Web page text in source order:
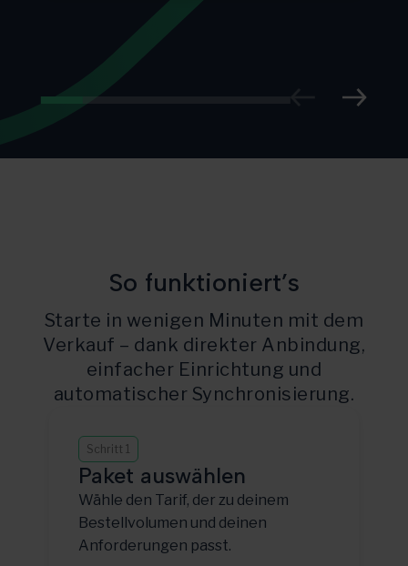
So funktioniert’s
Starte in wenigen Minuten mit dem
Verkauf – dank direkter Anbindung,
einfacher Einrichtung und
automatischer Synchronisierung.
Schritt 1
Paket auswählen
Wähle den Tarif, der zu deinem
Bestellvolumen und deinen
Anforderungen passt.